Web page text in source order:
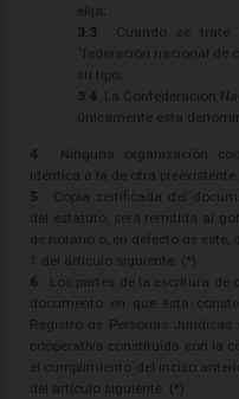
elija;
3.3 Cuando se trate
“federación nacional de
su tipo;
3.4 La Confederación
únicamente esta
4. Ninguna organización
idéntica a la de otra preexistente;
5. Copia certificada del
del estatuto, será remitida al
de notario o, en defecto de este,
1 del artículo siguiente. (*)
6. Los partes de la escritura de
documento en que ésta
Registro de Personas
cooperativa constituida con la
el cumplimiento del inciso
del artículo siguiente. (*)